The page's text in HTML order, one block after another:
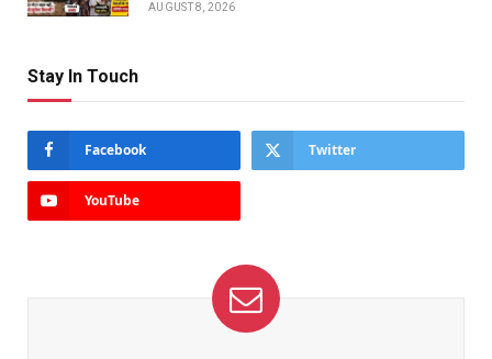
AUGUST 8, 2026
Stay In Touch
Facebook Twitter
YouTube